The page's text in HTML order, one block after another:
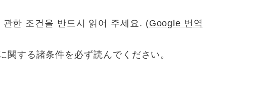
한 조건을 반드시 읽어 주세요. (Google 번역
する諸条件を必ず読んでください。